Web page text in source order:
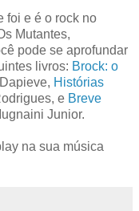
foi e é o rock no
Mutantes,
pode se aprofundar
livros: Brock: o
Histórias
e Breve
Junior.
na sua música